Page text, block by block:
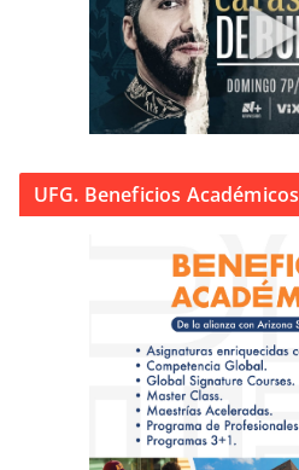
UFG. Beneficios Académicos